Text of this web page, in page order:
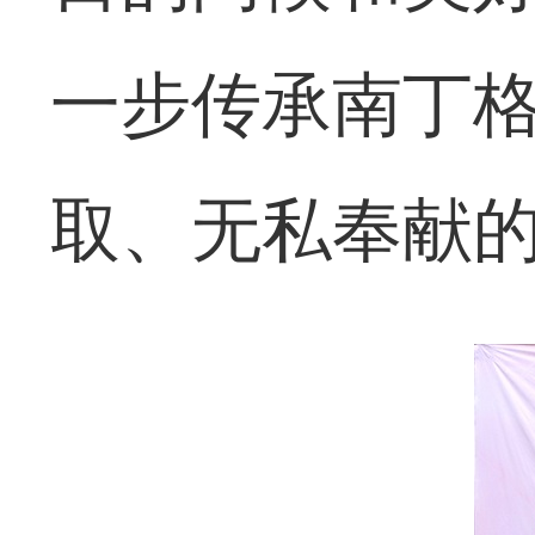
一步传承南丁
取、无私奉献